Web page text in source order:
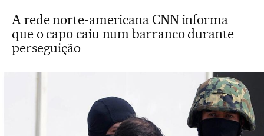
A rede norte-americana CNN informa
que o capo caiu num barranco durante
perseguição